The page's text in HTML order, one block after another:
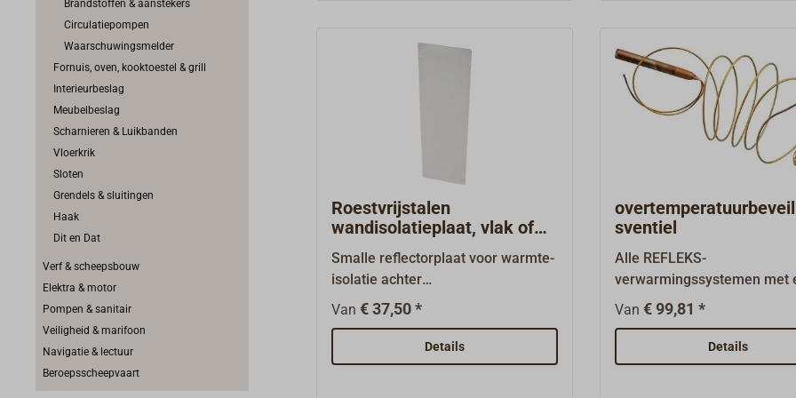
Brandstoffen & aanstekers
Circulatiepompen
Waarschuwingsmelder
Fornuis, oven, kooktoestel & grill
Interieurbeslag
Meubelbeslag
Scharnieren & Luikbanden
Vloerkrik
Sloten
Grendels & sluitingen
Haak
Dit en Dat
Verf & scheepsbouw
Elektra & motor
Pompen & sanitair
Veiligheid & marifoon
Navigatie & lectuur
Beroepsscheepvaart
Roestvrijstalen
wandisolatieplaat, vlak of
onder een hoek
Smalle reflectorplaat voor warmte-
isolatie achter
uitlaatpijpen.Roestvrijstalen
plaat.Afmetingen:Hoogte 50,0 cm
Breedte 15,0 cm.Leverbaar in
vlakke of gekantelde uitvoering.De
Van € 37,50 *
Details
sventiel
Alle REFLEKS-
verwarmingssystemen met
waterkringloop moeten met
afsluitventiel worden
KBB
een compact ventiel in een
Van€ 99,81 *
Details